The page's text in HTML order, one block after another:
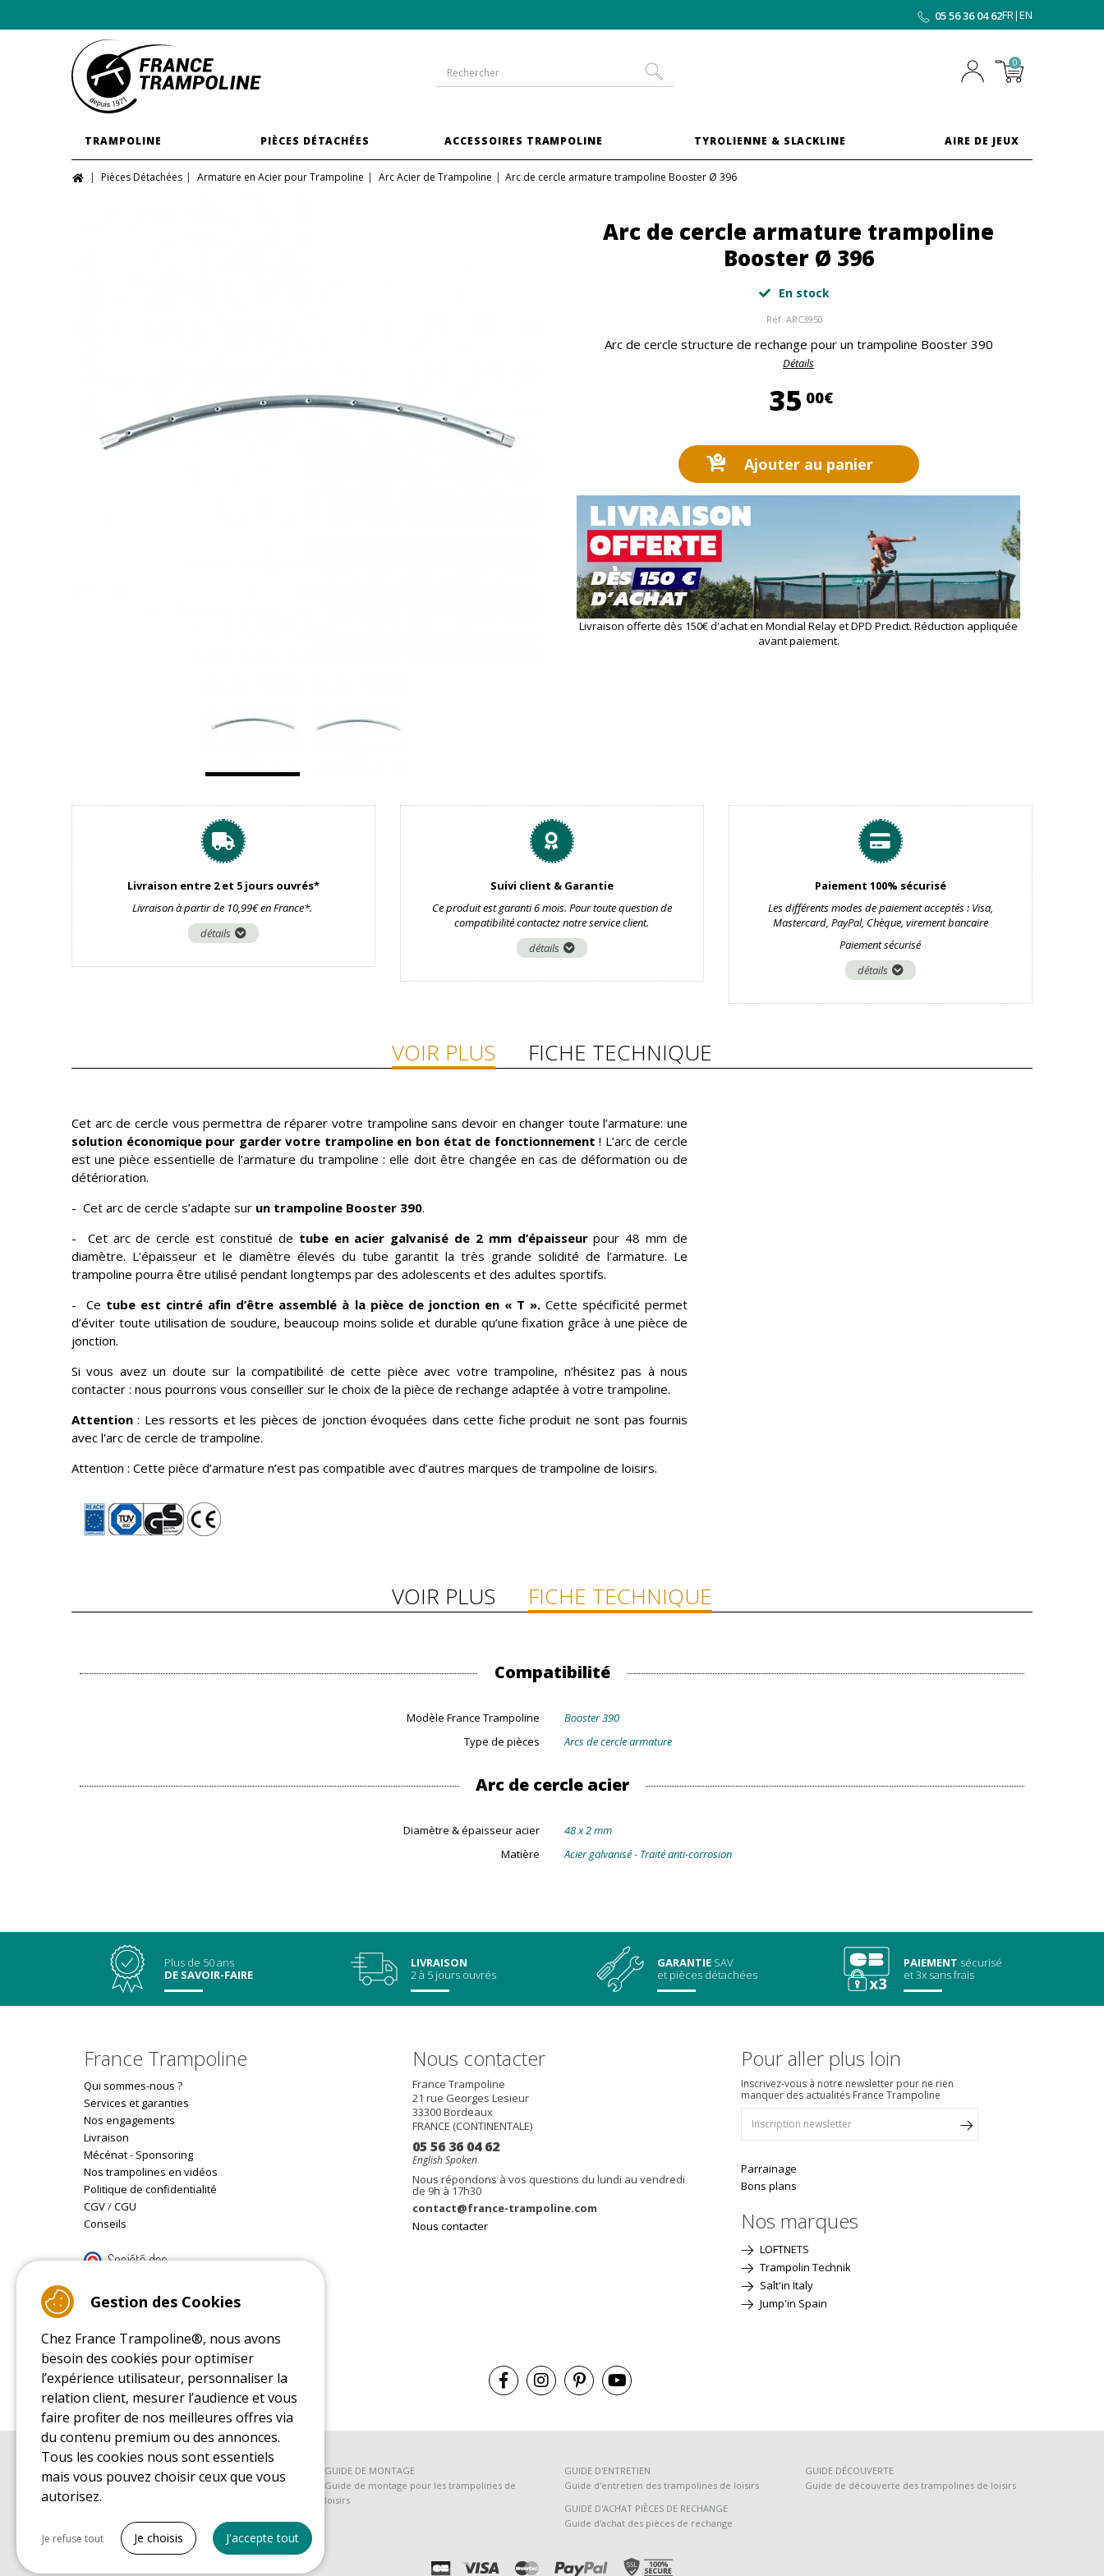
05 56 36 04 62FR|EN
0
TRAMPOLINE PIÈCES DÉTACHÉES ACCESSOIRES TRAMPOLINE TYROLIENNE & SLACKLINE AIRE DE JEUX
Pièces Détachées Armature en Acier pour Trampoline Arc Acier de Trampoline Arc de cercle armature trampoline Booster Ø 396
Arc de cercle armature trampoline
Booster Ø 396
En stock
Réf. ARC3950
Arc de cercle structure de rechange pour un trampoline Booster 390
Détails
35 00€35,00 €
Ajouter au panier
Livraison offerte dès 150€ d'achat en Mondial Relay et DPD Predict. Réduction appliquée
avant paiement.
Livraison entre 2 et 5 jours ouvrés*
Livraison à partir de 10,99€ en France*.
détails
Suivi client & Garantie
Ce produit est garanti 6 mois. Pour toute question de
compatibilité contactez notre service client.
détails
Paiement 100% sécurisé
Les différents modes de paiement acceptés : Visa,
Mastercard, PayPal, Chèque, virement bancaire
Paiement sécurisé
détails
VOIR PLUS FICHE TECHNIQUE
Cet arc de cercle vous permettra de réparer votre trampoline sans devoir en changer toute l’armature: une
solution économique pour garder votre trampoline en bon état de fonctionnement ! L’arc de cercle
est une pièce essentielle de l’armature du trampoline : elle doit être changée en cas de déformation ou de
détérioration.
- Cet arc de cercle s’adapte sur un trampoline Booster 390.
- Cet arc de cercle est constitué de tube en acier galvanisé de 2 mm d’épaisseurpour 48 mm de
diamètre. L’épaisseur et le diamètre élevés du tube garantit la très grande solidité de l’armature. Le
trampoline pourra être utilisé pendant longtemps par des adolescents et des adultes sportifs.
- Ce tube est cintré afin d’être assemblé à la pièce de jonction en « T ».Cette spécificité permet
d’éviter toute utilisation de soudure, beaucoup moins solide et durable qu’une fixation grâce à une pièce de
jonction.
Si vous avez un doute sur la compatibilité de cette pièce avec votre trampoline, n’hésitez pas à nous
contacter : nous pourrons vous conseiller sur le choix de la pièce de rechange adaptée à votre trampoline.
Attention : Les ressorts et les pièces de jonction évoquées dans cette fiche produit ne sont pas fournis
avec l'arc de cercle de trampoline.
Attention : Cette pièce d’armature n’est pas compatible avec d’autres marques de trampoline de loisirs.
VOIR PLUS FICHE TECHNIQUE
Compatibilité
Modèle France Trampoline
Booster 390
Type de pièces
Arcs de cercle armature
Arc de cercle acier
Diamètre & épaisseur acier
48 x 2 mm
Matière
Acier galvanisé - Traité anti-corrosion
Plus de 50 ans
DE SAVOIR-FAIRE
LIVRAISON
2 à 5 jours ouvrés
GARANTIE SAV
et pièces détachées
PAIEMENT sécurisé
et 3x sans frais
France Trampoline
Qui sommes-nous ?
Services et garanties
Nos engagements
Livraison
Mécénat- Sponsoring
Nos trampolines en vidéos
Politique de confidentialité
CGV/CGU
Conseils
9.4 /10 (22078 reviews)
Read customer reviews
Nous contacter
France Trampoline
21 rue Georges Lesieur
33300Bordeaux
FRANCE (CONTINENTALE)
05 56 36 04 62
English Spoken
Nous répondons à vos questions du lundi au vendredi
de 9h à 17h30
contact@france-trampoline.com
Nous contacter
Pour aller plus loin
Inscrivez-vous à notre newsletter pour ne rien
manquer des actualités France Trampoline
Parrainage
Bons plans
Nos marques
LOFTNETS
Trampolin Technik
Salt'in Italy
Jump'in Spain
Guide d'achat pour les trampolines de loisirs
GUIDE DE MONTAGE
Guide de montage pour les trampolines de
loisirs
GUIDE D'ENTRETIEN
Guide d'entretien des trampolines de loisirs
GUIDE DÉCOUVERTE
Guide de découverte des trampolines de loisirs
GUIDE D'ACHAT PIÈCES DE RECHANGE
Guide d'achat des pièces de rechange
Gestion des Cookies
Chez France Trampoline®, nous avons
besoin des cookies pour optimiser
l’expérience utilisateur, personnaliser la
relation client, mesurer l’audience et vous
faire profiter de nos meilleures offres via
du contenu premium ou des annonces.
Tous les cookies nous sont essentiels
mais vous pouvez choisir ceux que vous
autorisez.
Cookies nécessaires
Je refuse tout Je choisis J'accepte tout